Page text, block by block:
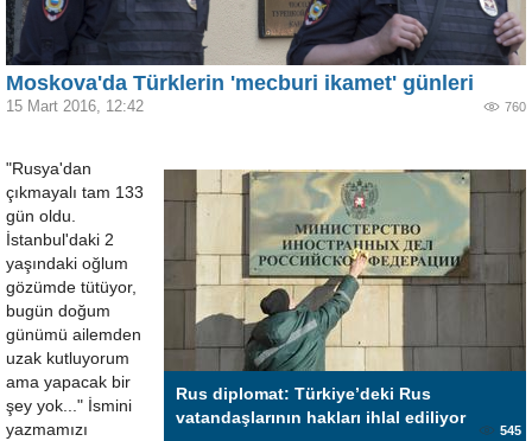
Moskova'da Türklerin 'mecburi ikamet' günleri
15 Mart 2016, 12:42 760
Rus diplomat: Türkiye’deki Rus
vatandaşlarının hakları ihlal ediliyor
545
"Rusya'dan
çıkmayalı tam 133
gün oldu.
İstanbul'daki 2
yaşındaki oğlum
gözümde tütüyor,
bugün doğum
günümü ailemden
uzak kutluyorum
ama yapacak bir
şey yok..." İsmini
yazmamızı